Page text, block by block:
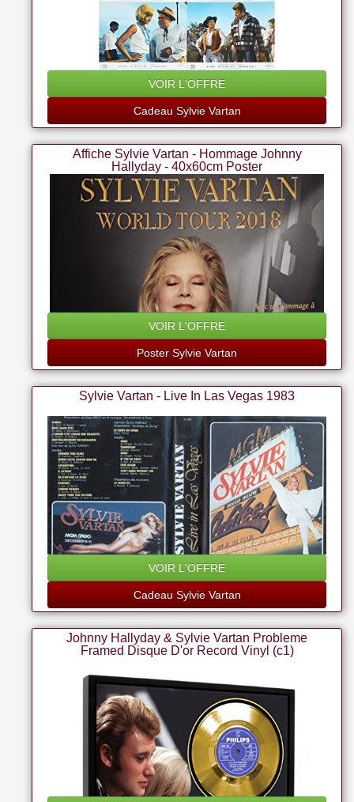
VOIR L'OFFRE
Cadeau Sylvie Vartan
Affiche Sylvie Vartan - Hommage Johnny
Hallyday - 40x60cm Poster
VOIR L'OFFRE
Poster Sylvie Vartan
Sylvie Vartan - Live In Las Vegas 1983
VOIR L'OFFRE
Cadeau Sylvie Vartan
Johnny Hallyday & Sylvie Vartan Probleme
Framed Disque D'or Record Vinyl (c1)